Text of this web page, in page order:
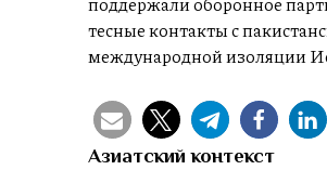
тесные контакты с
международной изоляции
Азиатский контекст